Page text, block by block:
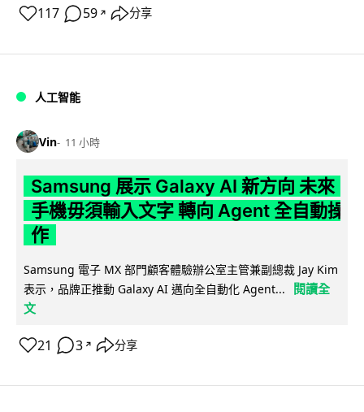
117 59 ↗ 分享
人工智能
Vin 11 小時
Samsung 展示 Galaxy AI 新方向 未來
手機毋須輸入文字 轉向 Agent 全自動操
作
Samsung 電子 MX 部門顧客體驗辦公室主管兼副總裁 Jay Kim
表示，品牌正推動 Galaxy AI 邁向全自動化 Agent...
閱讀全
文
21 3 ↗ 分享